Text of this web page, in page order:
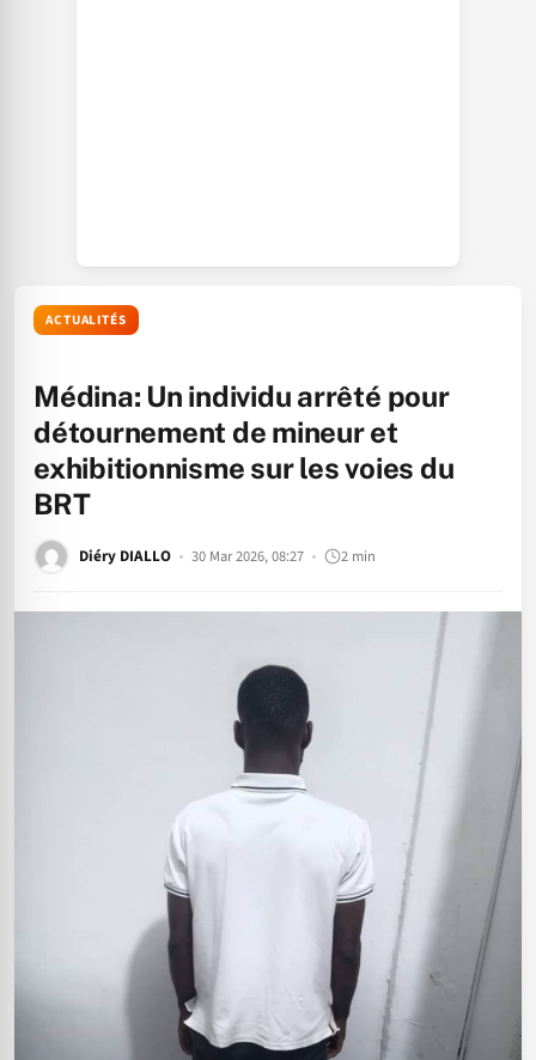
ACTUALITÉS
Médina: Un individu arrêté pour
détournement de mineur et
exhibitionnisme sur les voies du
BRT
Diéry DIALLO 30 Mar 2026, 08:27 2 min